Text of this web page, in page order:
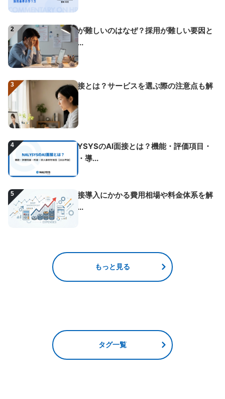
2
採用が難しいのはなぜ？採用が難しい要因と
改善...
3
AI面接とは？サービスを選ぶ際の注意点も解
説
4
NALYSYSのAI面接とは？機能・評価項目・
料金・導...
5
AI面接導入にかかる費用相場や料金体系を解
説！...
もっと見る
タグ一覧